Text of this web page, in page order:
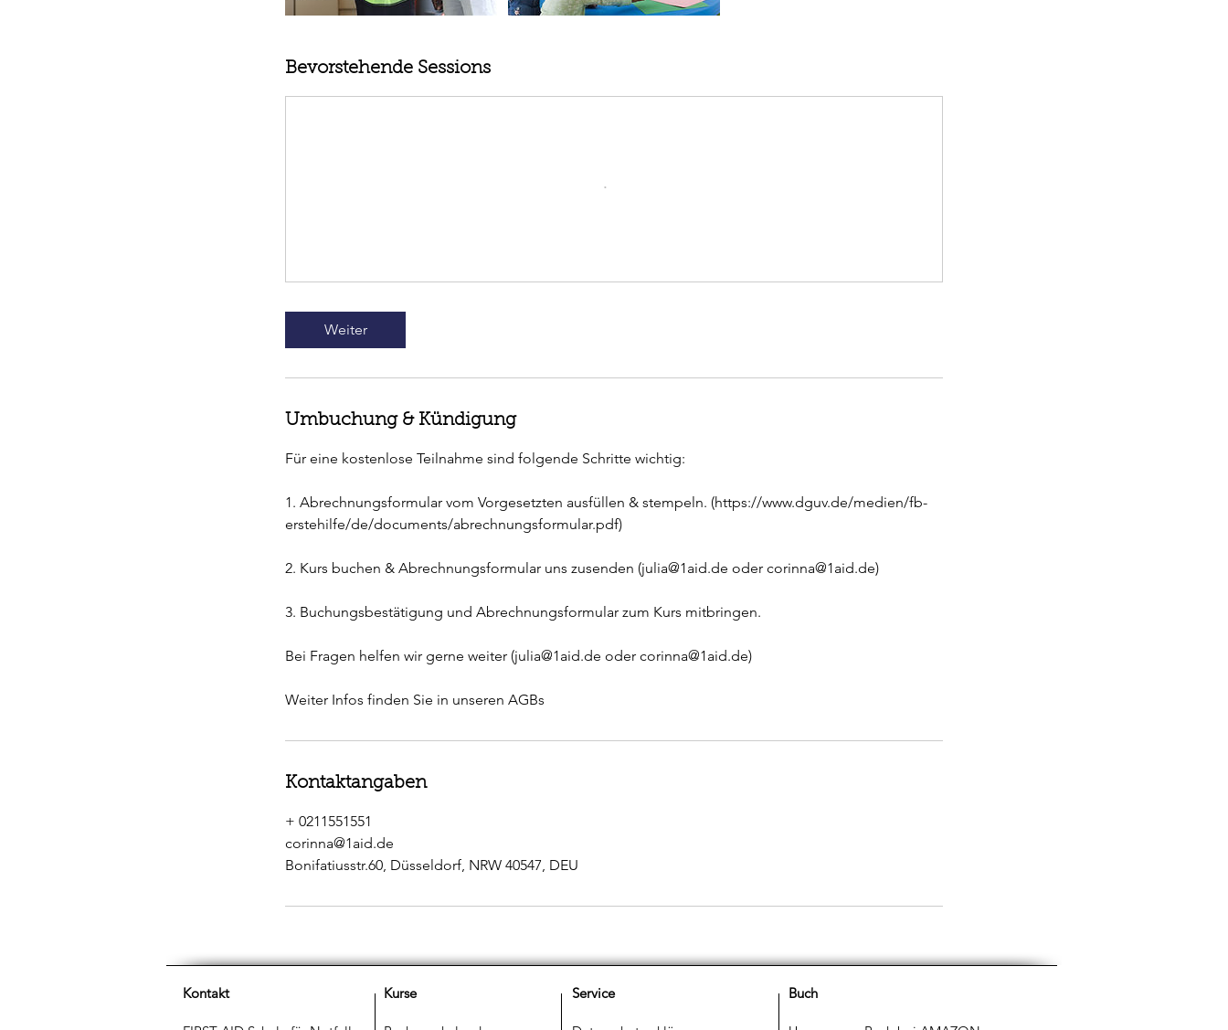
Bevorstehende Sessions
Weiter
Umbuchung & Kündigung
Für eine kostenlose Teilnahme sind folgende Schritte wichtig:
1. Abrechnungsformular vom Vorgesetzten ausfüllen & stempeln. (https://www.dguv.de/medien/fb-
erstehilfe/de/documents/abrechnungsformular.pdf)
2. Kurs buchen & Abrechnungsformular uns zusenden (julia@1aid.de oder corinna@1aid.de)
3. Buchungsbestätigung und Abrechnungsformular zum Kurs mitbringen.
Bei Fragen helfen wir gerne weiter (julia@1aid.de oder corinna@1aid.de)
Weiter Infos finden Sie in unseren AGBs
Kontaktangaben
+ 0211551551
corinna@1aid.de
Bonifatiusstr.60, Düsseldorf, NRW 40547, DEU
Kontakt Kurse Service Buch